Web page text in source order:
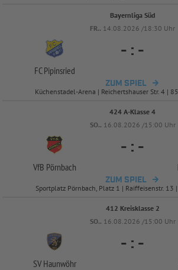
Bayernliga Süd
FR.. 14.08.2026 /18:30 Uhr
FC Pipinsried
- : -
ZUM SPIEL
Küchenstadel-Arena | Reichertshauser Str. 4 |
424 A-Klasse 4
SO.. 16.08.2026 /15:00 Uhr
VfB Pörnbach
- : -
ZUM SPIEL
Sportplatz Pörnbach, Platz 1 | Raiffeisenstr. 13
412 Kreisklasse 2
SO.. 16.08.2026 /15:00 Uhr
SV Haunwöhr
- : -